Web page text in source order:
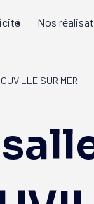
Nos
SUR MER